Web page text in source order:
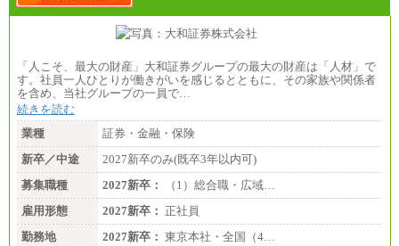
「人こそ、最大の財産」大和証券グループの最大の財産は「人材」で
す。社員一人ひとりが働きがいを感じるとともに、その家族や関係者
を含め、当社グループの一員で…
続きを読む
業種
証券・金融・保険
新卒／中途
2027新卒のみ(既卒3年以内可)
募集職種
2027新卒：
（1）総合職・広域…
雇用形態
2027新卒： 正社員
勤務地
2027新卒： 東京本社・全国（4…